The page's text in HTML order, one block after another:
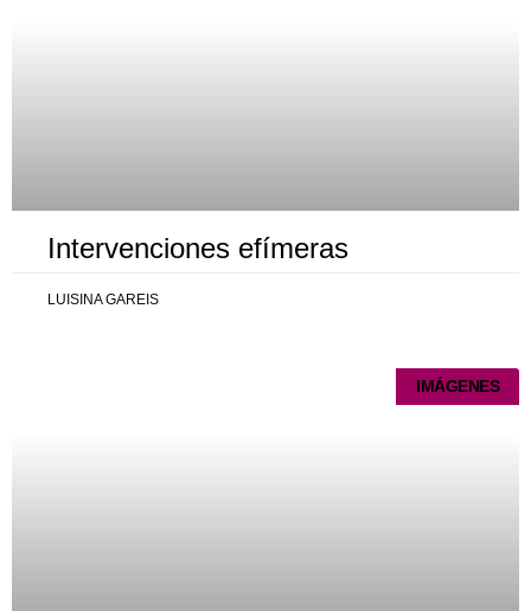
Intervenciones efímeras
LUISINA GAREIS
IMÁGENES